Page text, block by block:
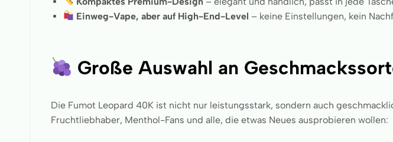
Einweg-Vape, aber auf High-End-Level – keine Einstellungen, kein
Große Auswahl an
Die Fumot Leopard 40K ist nicht nur leistungsstark, sondern auch
Fruchtliebhaber, Menthol-Fans und alle, die etwas Neues ausprobieren wollen: